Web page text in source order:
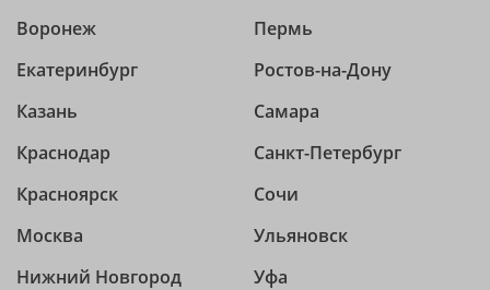
Воронеж
Екатеринбург
Казань
Краснодар
Красноярск
Москва
Нижний Новгород
Пермь
Ростов-на-Дону
Самара
Санкт-Петербург
Сочи
Ульяновск
Уфа